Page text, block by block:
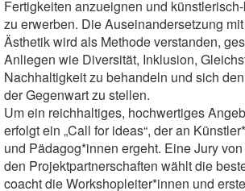
Fertigkeiten anzueignen und
zu erwerben. Die Auseinandersetzung
Ästhetik wird als Methode verstanden,
Anliegen wie Diversität, Inklusion,
Nachhaltigkeit zu behandeln und sich
der Gegenwart zu stellen.
Um ein reichhaltiges, hochwertiges
erfolgt ein „Call for ideas“, der an
und Pädagog*innen ergeht. Eine Jury
den Projektpartnerschaften wählt die
coacht die Workshopleiter*innen und